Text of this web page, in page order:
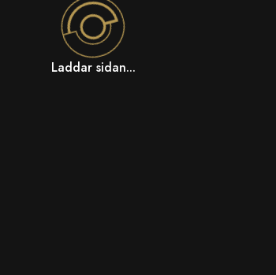
Laddar sidan...